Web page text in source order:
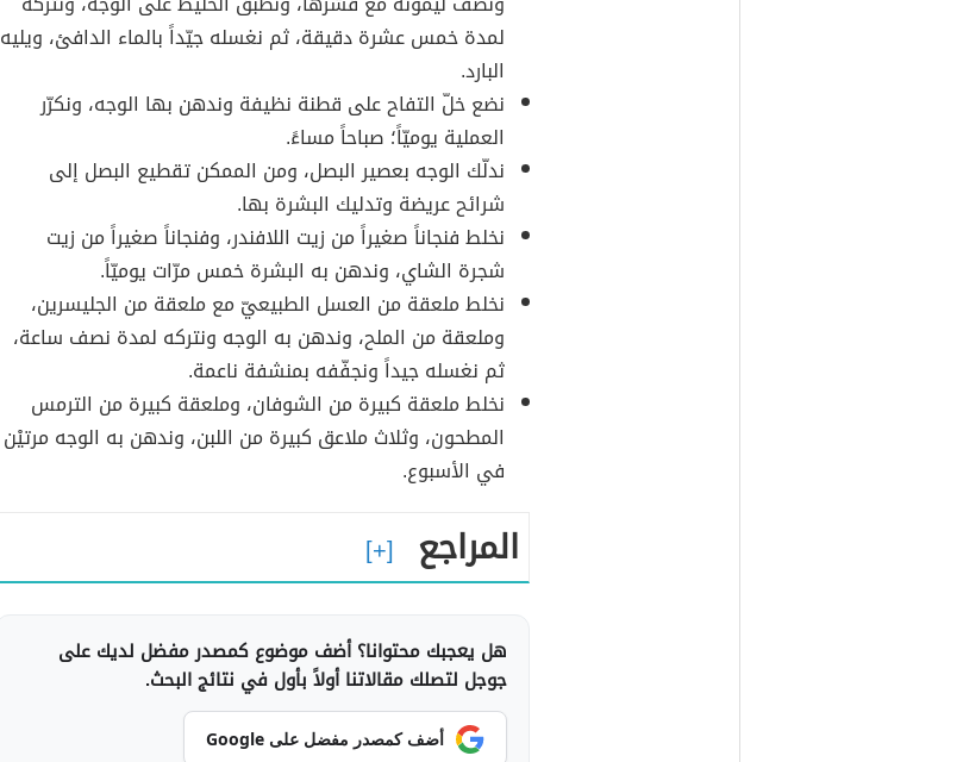
لمدة خمس عشرة دقيقة، ثم نغسله جيّداً بالماء الدافئ، ويليه
البارد.
نضع خلّ التفاح على قطنة نظيفة وندهن بها الوجه، ونكرّر
العملية يوميّاً؛ صباحاً مساءً.
ندلّك الوجه بعصير البصل، ومن الممكن تقطيع البصل إلى
شرائح عريضة وتدليك البشرة بها.
نخلط فنجاناً صغيراً من زيت اللافندر، وفنجاناً صغيراً من زيت
شجرة الشاي، وندهن به البشرة خمس مرّات يوميّاً.
نخلط ملعقة من العسل الطبيعيّ مع ملعقة من الجليسرين،
وملعقة من الملح، وندهن به الوجه ونتركه لمدة نصف ساعة،
ثم نغسله جيداً ونجفّفه بمنشفة ناعمة.
نخلط ملعقة كبيرة من الشوفان، وملعقة كبيرة من الترمس
المطحون، وثلاث ملاعق كبيرة من اللبن، وندهن به الوجه مرتيْن
في الأسبوع.
المراجع
هل يعجبك محتوانا؟ أضف موضوع كمصدر مفضل لديك على
جوجل لتصلك مقالاتنا أولاً بأول في نتائج البحث.
أضف كمصدر مفضل على Google